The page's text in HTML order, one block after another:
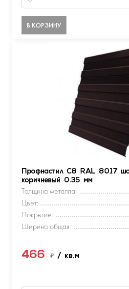
В КОРЗИНУ
Профнастил С8 RAL 8017
коричневый 0.35 мм
Толщина металла:
Цвет:
Покрытие:
Ширина общая:
466 ₽ / кв.м